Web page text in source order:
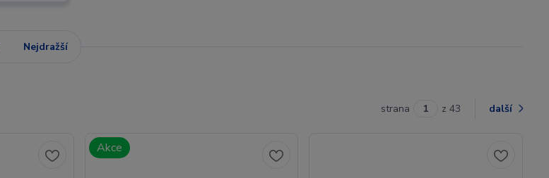
Nejdražší
strana z 43 další
Akce